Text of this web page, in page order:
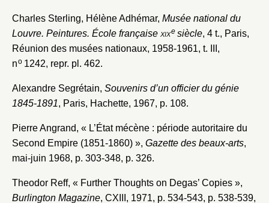
Charles Sterling, Hélène Adhémar, Musée national du
Louvre. Peintures. École française xixesiècle, 4 t., Paris,
Réunion des musées nationaux, 1958-1961, t. III,
no1242, repr. pl. 462.
Alexandre Segrétain, Souvenirs d’un officier du génie
1845-1891, Paris, Hachette, 1967, p. 108.
Pierre Angrand, « L’État mécène : période autoritaire du
Second Empire (1851-1860) », Gazette des beaux-arts,
mai-juin 1968, p. 303-348, p. 326.
Theodor Reff, « Further Thoughts on Degas’ Copies »,
Burlington Magazine, CXIII, 1971, p. 534-543, p. 538-539,